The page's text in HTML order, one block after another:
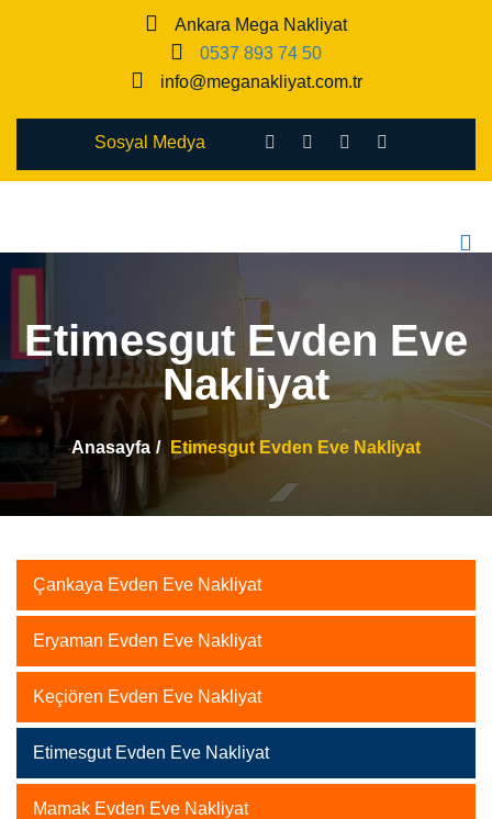
Ankara Mega Nakliyat
0537 893 74 50
info@meganakliyat.com.tr
Sosyal Medya
Etimesgut Evden Eve
Nakliyat
Anasayfa Etimesgut Evden Eve Nakliyat
Çankaya Evden Eve Nakliyat
Eryaman Evden Eve Nakliyat
Keçiören Evden Eve Nakliyat
Etimesgut Evden Eve Nakliyat
Mamak Evden Eve Nakliyat